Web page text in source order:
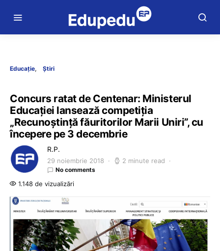
Educație Știri
Concurs ratat de Centenar: Ministerul
Educației lansează competiția
„Recunoștință făuritorilor Marii Uniri”, cu
începere pe 3 decembrie
R.P.
29 noiembrie 2018 2 minute read
No comments
1.148 de vizualizări